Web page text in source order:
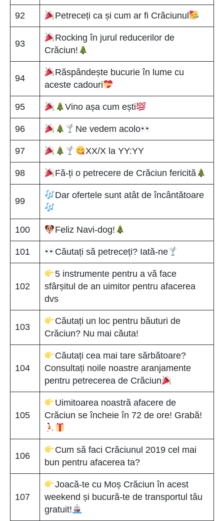
92 Petreceți ca și cum ar fi Crăciunul
93
Rocking în jurul reducerilor de
Crăciun!
94
Răspândește bucurie în lume cu
aceste cadouri
95 Vino așa cum ești
96 Ne vedem acolo
97 XX/X la YY:YY
98 Fă-ți o petrecere de Crăciun fericită
99
Dar ofertele sunt atât de încântătoare
100 Feliz Navi-dog!
101 Căutați să petreceți? Iată-ne
102
5 instrumente pentru a vă face
sfârșitul de an uimitor pentru afacerea
dvs
103
Căutați un loc pentru băuturi de
Crăciun? Nu mai căuta!
104
Căutați cea mai tare sărbătoare?
Consultați noile noastre aranjamente
pentru petrecerea de Crăciun
105
Uimitoarea noastră afacere de
Crăciun se încheie în 72 de ore! Grabă!
106
Cum să faci Crăciunul 2019 cel mai
bun pentru afacerea ta?
107
Joacă-te cu Moș Crăciun în acest
weekend și bucură-te de transportul tău
gratuit!